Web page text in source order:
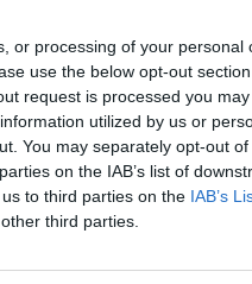
or processing of your personal
use the below opt-out
request is processed you may
utilized by us or
You may separately opt-out of
on the IAB’s list of
to third parties on the IAB’s
third parties.